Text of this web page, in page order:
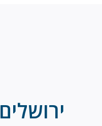
ירושלים